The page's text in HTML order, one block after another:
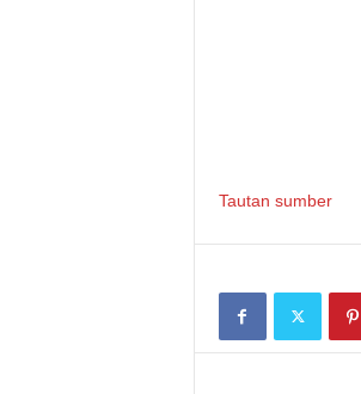
Tautan sumber